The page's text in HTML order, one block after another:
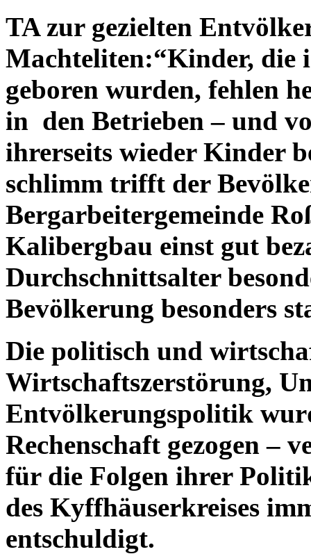
TA zur gezielten
Machteliten:“Kinder, die
geboren wurden, fehlen
in den Betrieben – und
ihrerseits wieder Kinder
schlimm trifft der
Bergarbeitergemeinde
Kalibergbau einst gut
Durchschnittsalter
Bevölkerung besonders
Die politisch und
Wirtschaftszerstörung,
Entvölkerungspolitik
Rechenschaft gezogen –
für die Folgen ihrer
des Kyffhäuserkreises
entschuldigt.